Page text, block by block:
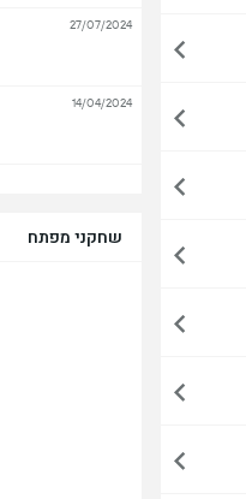
שחקני מפתח
27/07/2024
14/04/2024